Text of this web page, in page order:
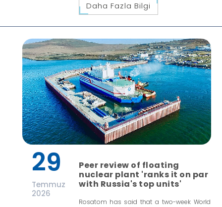
Daha Fazla Bilgi
29
Temmuz
2026
Peer review of floating
nuclear plant 'ranks it on par
with Russia's top units'
Rosatom has said that a two-week World